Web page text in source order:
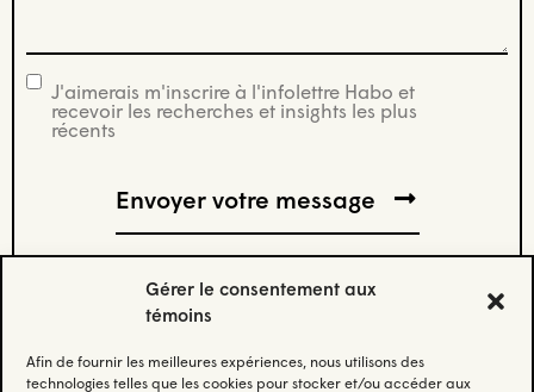
Gérer le consentement aux
témoins
Afin de fournir les meilleures expériences, nous utilisons des
technologies telles que les cookies pour stocker et/ou accéder aux
infolettre
J'aimerais m'inscrire à l'infolettre Habo et
recevoir les recherches et insights les plus
récents
Abonnez-vous à notre infolettre.